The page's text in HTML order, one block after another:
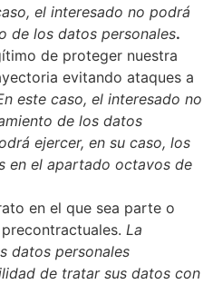
el interesado no podrá
de los datos personales.
de proteger nuestra
evitando ataques a
este caso, el interesado no
de los datos
ejercer, en su caso, los
en el apartado octavos de
en el que sea parte o
La
datos personales
de tratar sus datos con